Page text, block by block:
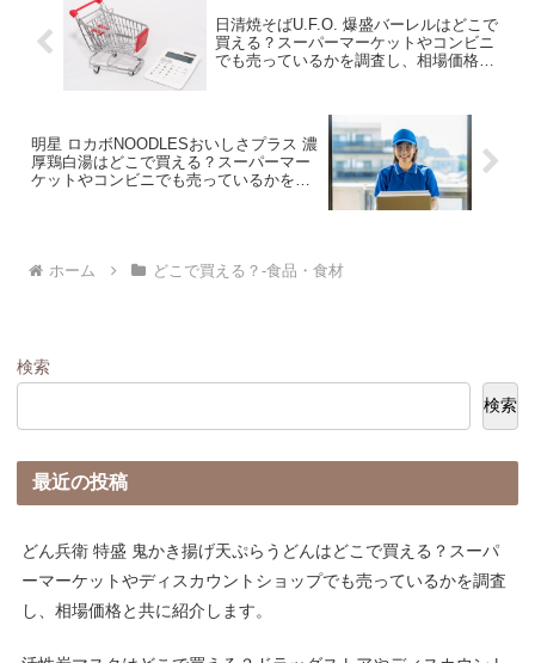
日清焼そばU.F.O. 爆盛バーレルはどこで
買える？スーパーマーケットやコンビニ
でも売っているかを調査し、相場価格と
明星 ロカボNOODLESおいしさプラス 濃
厚鶏白湯はどこで買える？スーパーマー
ケットやコンビニでも売っているかを調
ホーム どこで買える？-食品・食材
検索
検索
最近の投稿
どん兵衛 特盛 鬼かき揚げ天ぷらうどんはどこで買える？スーパ
ーマーケットやディスカウントショップでも売っているかを調査
し、相場価格と共に紹介します。